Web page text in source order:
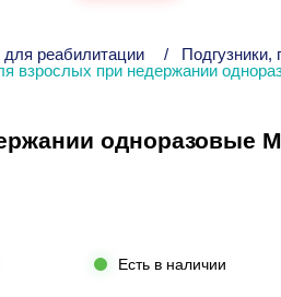
реабилитации / Подгузники,
взрослых при недержании
одноразовые
Есть в наличии